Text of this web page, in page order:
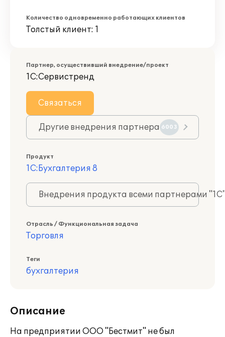
Количество одновременно работающих клиентов
Толстый клиент: 1
Партнер, осуществивший внедрение/проект
1С:Сервистренд
Связаться
Другие внедрения партнера 6003
Продукт
1С:Бухгалтерия 8
Внедрения продукта всеми партнерами
Отрасль / Функциональная задача
Торговля
Теги
бухгалтерия
Описание
На предприятии ООО "Бестмит" не был